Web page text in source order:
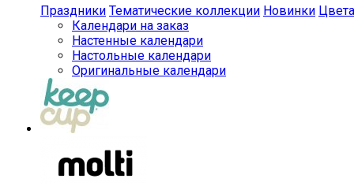
Праздники Тематические коллекции Новинки Цвета
Календари на заказ
Настенные календари
Настольные календари
Оригинальные календари